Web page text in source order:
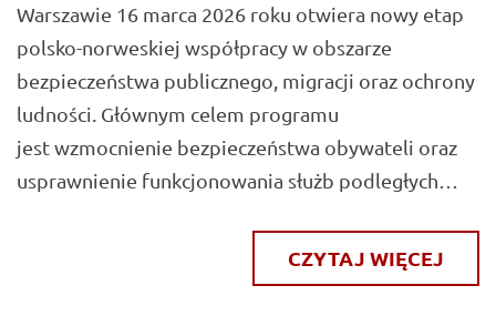
Warszawie 16 marca 2026 roku otwiera nowy etap
polsko-norweskiej współpracy w obszarze
bezpieczeństwa publicznego, migracji oraz ochrony
ludności. Głównym celem programu
jest wzmocnienie bezpieczeństwa obywateli oraz
usprawnienie funkcjonowania służb podległych…
CZYTAJ WIĘCEJ